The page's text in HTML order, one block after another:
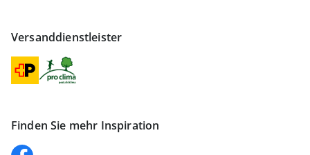
Versanddienstleister
Finden Sie mehr Inspiration